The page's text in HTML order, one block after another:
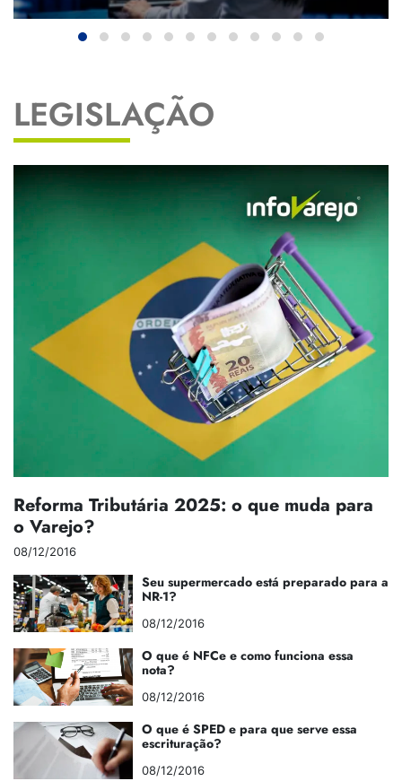
LEGISLAÇÃO
Reforma Tributária 2025: o que muda para
o Varejo?
08/12/2016
Seu supermercado está preparado para a
NR-1?
08/12/2016
O que é NFCe e como funciona essa
nota?
08/12/2016
O que é SPED e para que serve essa
escrituração?
08/12/2016